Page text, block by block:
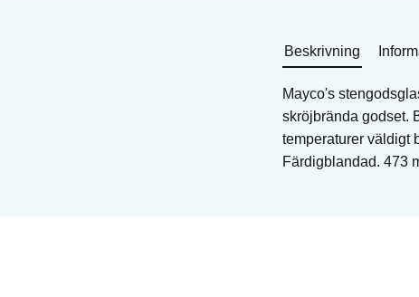
Beskrivning
Mayco's
skröjbrända godset.
temperaturer väldigt
Färdigblandad. 473